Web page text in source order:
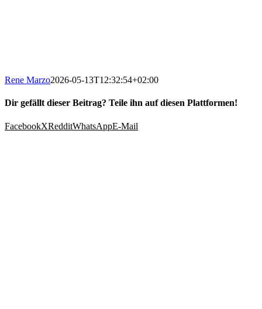
Rene Marzo2026-05-13T12:32:54+02:00
Dir gefällt dieser Beitrag? Teile ihn auf diesen Plattformen!
FacebookXRedditWhatsAppE-Mail